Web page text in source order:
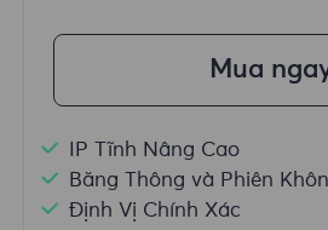
Mua
IP Tĩnh Nâng Cao
Băng Thông và Phiên
Định Vị Chính Xác